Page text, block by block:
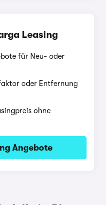
Leasing
für Neu- oder
oder Entfernung
ohne
Angebote